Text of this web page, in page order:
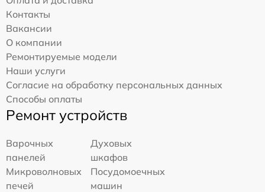
Контакты
Вакансии
О компании
Ремонтируемые модели
Наши услуги
Согласие на обработку персональных данных
Способы оплаты
Ремонт устройств
Варочных
панелей
Духовых
шкафов
Микроволновых
печей
Посудомоечных
машин